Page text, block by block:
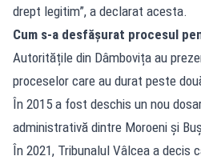
drept legitim”, a declarat acesta.
Cum s-a desfășurat procesul
Autoritățile din Dâmbovița au
proceselor care au durat peste
În 2015 a fost deschis un nou
administrativă dintre Moroeni și
În 2021, Tribunalul Vâlcea a decis